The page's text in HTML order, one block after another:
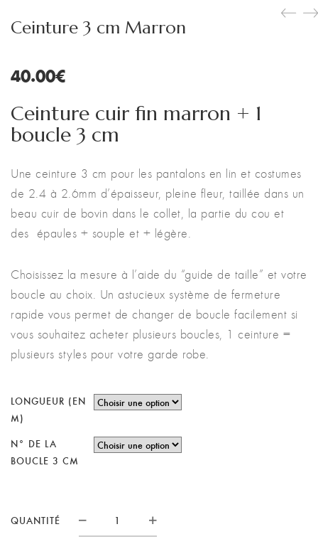
Ceinture 3 cm Marron
40.00€
Ceinture cuir fin marron + 1
boucle 3 cm
Une ceinture 3 cm pour les pantalons en lin et costumes
de 2.4 à 2.6mm d’épaisseur, pleine fleur, taillée dans un
beau cuir de bovin dans le collet, la partie du cou et
des épaules + souple et + légère.
Choisissez la mesure à l’aide du “guide de taille” et votre
boucle au choix. Un astucieux système de fermeture
rapide vous permet de changer de boucle facilement si
vous souhaitez acheter plusieurs boucles, 1 ceinture =
plusieurs styles pour votre garde robe.
LONGUEUR (EN
M)
N° DE LA
BOUCLE 3 CM
QUANTITÉ
CEINTURE
3